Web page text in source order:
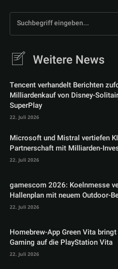
Suchbegriff eingeben...
Weitere News
Tencent verhandelt Berichten
Milliardenkauf von Disney-
SuperPlay
22. Juli 2026
Microsoft und Mistral vertiefen
Partnerschaft mit Milliarden-
22. Juli 2026
gamescom 2026: Koelnmesse
Hallenplan mit neuem Outdoor-
22. Juli 2026
Homebrew-App Green Vita
Gaming auf die PlayStation Vita
22. Juli 2026